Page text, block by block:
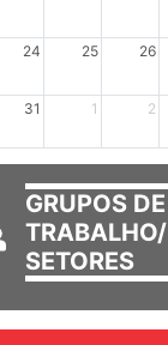
24 25 26
31 1 2
GRUPOS DE
TRABALHO/
SETORES